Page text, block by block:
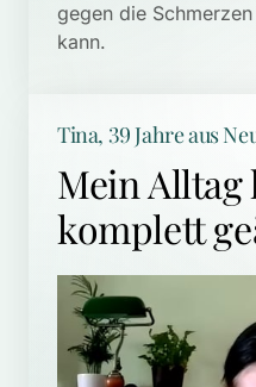
gegen die
kann.
Tina, 39 Jahre aus
Mein Alltag
komplett